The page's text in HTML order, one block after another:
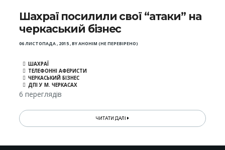
Шахраї посилили свої “атаки” на
черкаський бізнес
06 ЛИСТОПАДА , 2015,BYАНОНІМ (НЕ ПЕРЕВІРЕНО)
ШАХРАЇ
ТЕЛЕФОННІ АФЕРИСТИ
ЧЕРКАСЬКИЙ БІЗНЕС
ДПІ У М. ЧЕРКАСАХ
6 переглядів
ЧИТАТИ ДАЛІ